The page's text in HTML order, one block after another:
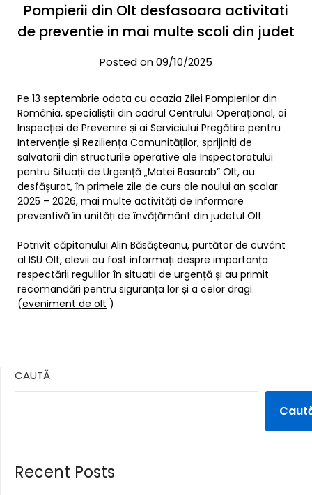
Pompierii din Olt desfasoara activitati
de preventie in mai multe scoli din judet
Posted on 09/10/2025
Pe 13 septembrie odata cu ocazia Zilei Pompierilor din
România, specialiștii din cadrul Centrului Operațional, ai
Inspecției de Prevenire și ai Serviciului Pregătire pentru
Intervenție și Reziliența Comunităților, sprijiniți de
salvatorii din structurile operative ale Inspectoratului
pentru Situații de Urgență „Matei Basarab” Olt, au
desfășurat, în primele zile de curs ale noului an școlar
2025 – 2026, mai multe activități de informare
preventivă în unități de învățământ din judetul Olt.
Potrivit căpitanului Alin Băsășteanu, purtător de cuvânt
al ISU Olt, elevii au fost informați despre importanța
respectării regulilor în situații de urgență și au primit
recomandări pentru siguranța lor și a celor dragi.
(eveniment de olt )
CAUTĂ
Recent Posts